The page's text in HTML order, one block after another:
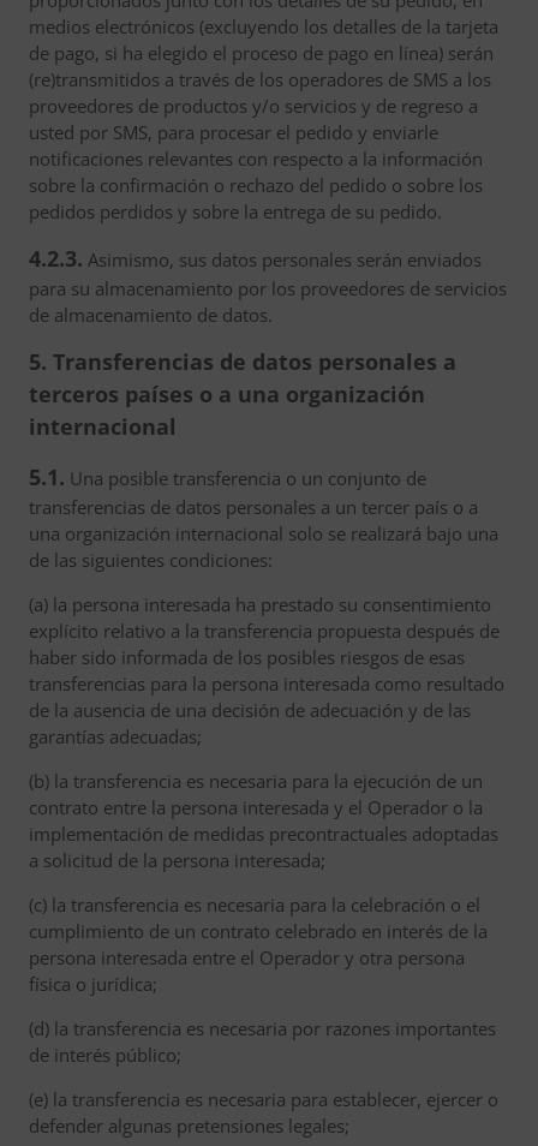
medios electrónicos (excluyendo los detalles de la tarjeta
de pago, si ha elegido el proceso de pago en línea) serán
(re)transmitidos a través de los operadores de SMS a los
proveedores de productos y/o servicios y de regreso a
usted por SMS, para procesar el pedido y enviarle
notificaciones relevantes con respecto a la información
sobre la confirmación o rechazo del pedido o sobre los
pedidos perdidos y sobre la entrega de su pedido.
4.2.3. Asimismo, sus datos personales serán enviados
para su almacenamiento por los proveedores de servicios
de almacenamiento de datos.
5. Transferencias de datos personales a
terceros países o a una organización
internacional
5.1. Una posible transferencia o un conjunto de
transferencias de datos personales a un tercer país o a
una organización internacional solo se realizará bajo una
de las siguientes condiciones:
(a) la persona interesada ha prestado su consentimiento
explícito relativo a la transferencia propuesta después de
haber sido informada de los posibles riesgos de esas
transferencias para la persona interesada como resultado
de la ausencia de una decisión de adecuación y de las
garantías adecuadas;
(b) la transferencia es necesaria para la ejecución de un
contrato entre la persona interesada y el Operador o la
implementación de medidas precontractuales adoptadas
a solicitud de la persona interesada;
(c) la transferencia es necesaria para la celebración o el
cumplimiento de un contrato celebrado en interés de la
persona interesada entre el Operador y otra persona
física o jurídica;
(d) la transferencia es necesaria por razones importantes
de interés público;
(e) la transferencia es necesaria para establecer, ejercer o
defender algunas pretensiones legales;